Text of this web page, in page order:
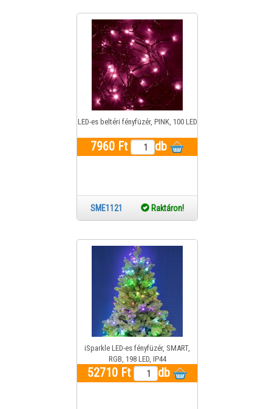
LED-es beltéri fényfüzér, PINK, 100 LED
7960 Ft db
SME1121 Raktáron!
iSparkle LED-es fényfüzér, SMART,
RGB, 198 LED, IP44
52710 Ft db